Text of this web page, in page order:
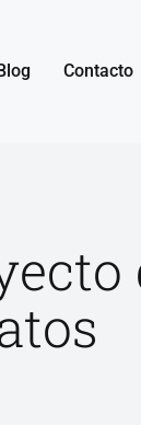
Blog Contacto